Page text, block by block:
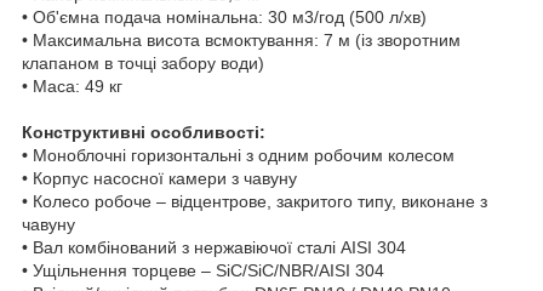
• Об'ємна подача номінальна: 30 м3/год (500 л/хв)
• Максимальна висота всмоктування: 7 м (із зворотним
клапаном в точці забору води)
• Маса: 49 кг
Конструктивні особливості:
• Моноблочні горизонтальні з одним робочим колесом
• Корпус насосної камери з чавуну
• Колесо робоче – відцентрове, закритого типу, виконане з
чавуну
• Вал комбінований з нержавіючої сталі AISI 304
• Ущільнення торцеве – SiC/SiC/NBR/AISI 304